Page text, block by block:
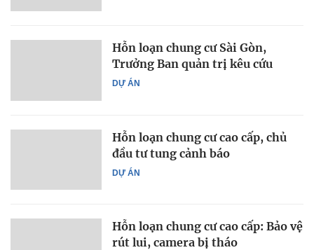
DỰ ÁN
Hỗn loạn chung cư Sài Gòn,
Trưởng Ban quản trị kêu cứu
DỰ ÁN
Hỗn loạn chung cư cao cấp, chủ
đầu tư tung cảnh báo
Hỗn loạn chung cư cao cấp: Bảo vệ
rút lui, camera bị tháo